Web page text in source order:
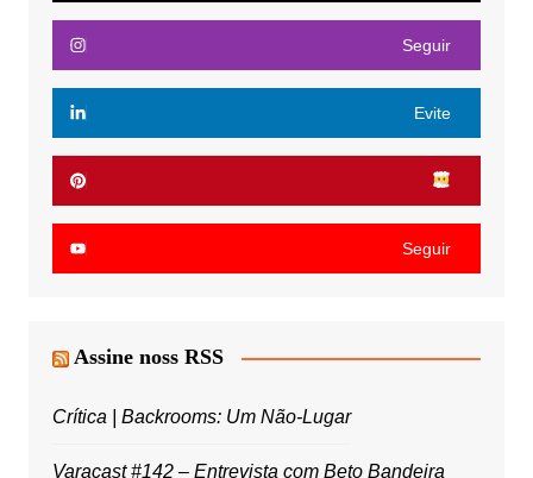
Seguir
Evite
Seguir
Assine noss RSS
Crítica | Backrooms: Um Não-Lugar
Varacast #142 – Entrevista com Beto Bandeira